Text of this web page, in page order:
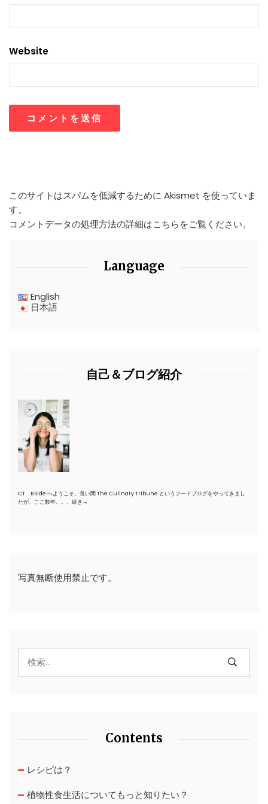
Website
このサイトはスパムを低減するために Akismet を使っていま
す。
コメントデータの処理方法の詳細はこちらをご覧ください。
Language
English
日本語
自己＆ブログ紹介
CT B Side へようこそ。長い間 The Culinary Tribune というフードブログをやってきまし
たが、ここ数年。。。 続き→
写真無断使用禁止です。
Contents
レシピは？
植物性食生活についてもっと知りたい？